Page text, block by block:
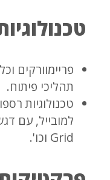
פריימוורקים
תהליכי פיתוח.
טכנולוגיות
Grid וכו'.